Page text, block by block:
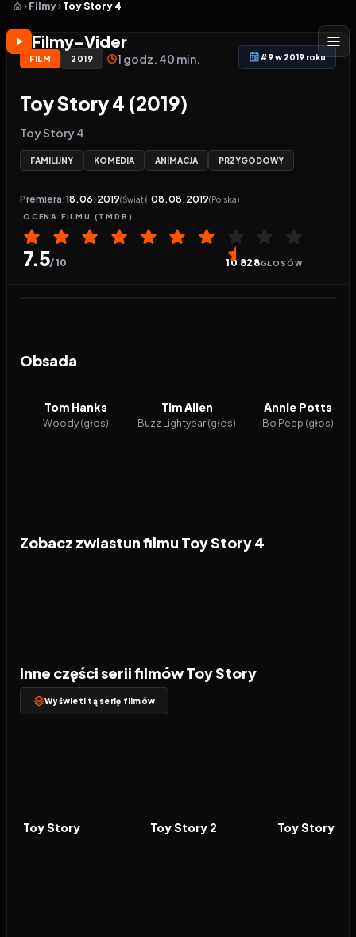
Filmy-Vider
Filmy Toy Story 4
FILM 2019 1 godz. 40 min. #9 w 2019 roku
Toy Story 4 (2019)
Toy Story 4
FAMILIJNY KOMEDIA ANIMACJA PRZYGODOWY
Premiera:18.06.2019(Świat) 08.08.2019(Polska)
OCENA FILMU (TMDB)
7.5/ 10 10 828GŁOSÓW
Obsada
Tom Hanks
Woody (głos)
Tim Allen
Buzz Lightyear (głos)
Annie Potts
Bo Peep (głos)
Zobacz zwiastun filmu Toy Story 4
Inne części serii filmów Toy Story
Wyświetl tą serię filmów
FILM
Toy Story FILM
Toy Story 2 FILM
Toy Story 3